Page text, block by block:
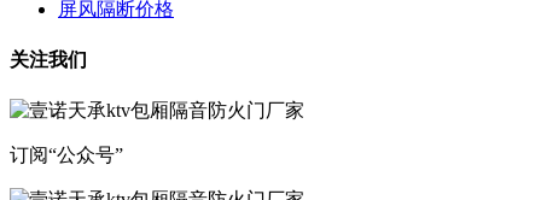
屏风隔断价格
关注我们
订阅“公众号”